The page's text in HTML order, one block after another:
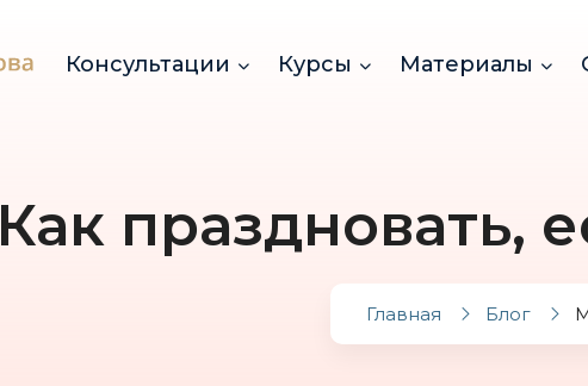
Консультации Курсы Материалы
Как праздновать,
Главная Блог